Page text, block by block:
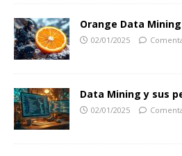
Orange Data Mining
02/01/2025
Data Mining y sus
02/01/2025